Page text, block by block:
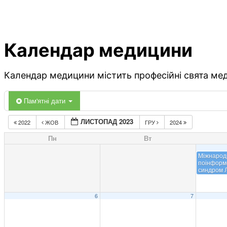
Календар медицини
Календар медицини містить професійні свята
Пам'ятні дати
2022 ЖОВ ЛИСТОПАД 2023 ГРУ 2024
Пн Вт
синдром
6 7